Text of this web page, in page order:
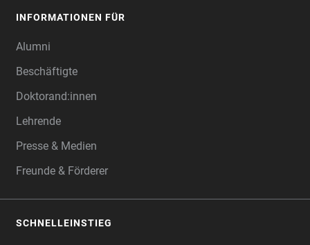
INFORMATIONEN FÜR
Alumni
Beschäftigte
Doktorand:innen
Lehrende
Presse & Medien
Freunde & Förderer
SCHNELLEINSTIEG